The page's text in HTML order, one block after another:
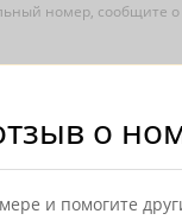
номер, сообщите
о
и помогите